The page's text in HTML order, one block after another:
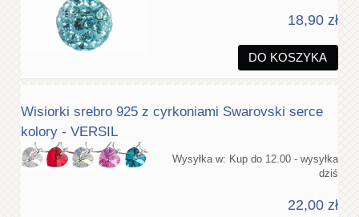
18,90 zł
DO KOSZYKA
Wisiorki srebro 925 z cyrkoniami Swarovski serce
kolory - VERSIL
Wysyłka w: Kup do 12.00 - wysyłka
dziś
22,00 zł